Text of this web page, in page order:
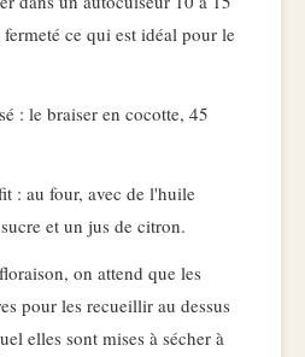
ce qui est idéal pour le
: le braiser en cocotte, 45
: au four, avec de l'huile
et un jus de citron.
on attend que les
pour les recueillir au dessus
elles sont mises à sécher à